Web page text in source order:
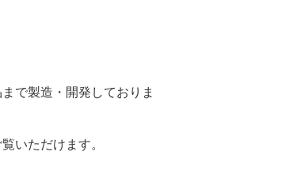
で製造・開発しておりま
いただけます。